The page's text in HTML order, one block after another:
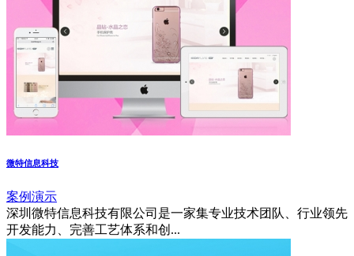
微特信息科技
案例演示
深圳微特信息科技有限公司是一家集专业技术团队、行业领先
开发能力、完善工艺体系和创...